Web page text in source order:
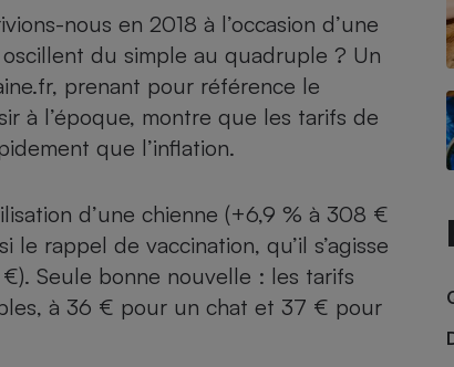
nous en 2018 à l’occasion d’une
du simple au quadruple ? Un
prenant pour référence le
à l’époque, montre que les tarifs de
que l’inflation.
d’une chienne (+6,9 % à 308 €
le rappel de vaccination, qu’il s’agisse
Seule bonne nouvelle : les tarifs
à 36 € pour un chat et 37 € pour
Circuits courts et
alimentation locale
Banque en ligne
photovoltaïques
santé
Puériculture - Produit
pour bébé